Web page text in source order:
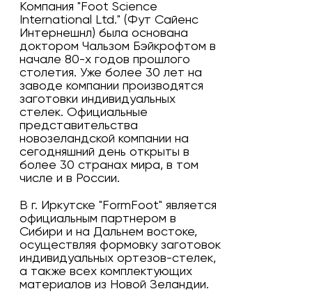
Компания "Foot Science
International Ltd." (Фут Сайенс
Интернешнл) была основана
доктором Чальзом Бэйкрофтом в
начале 80-х годов прошлого
столетия. Уже более 30 лет на
заводе компании производятся
заготовки индивидуальных
стелек. Официальные
представительства
новозеландской компании на
сегодняшний день открыты в
более 30 странах мира, в том
числе и в России.
В г. Иркутске "FormFoot" является
официальным партнером в
Сибири и на Дальнем востоке,
осуществляя формовку заготовок
индивидуальных ортезов-стелек,
а также всех комплектующих
материалов из Новой Зеландии.